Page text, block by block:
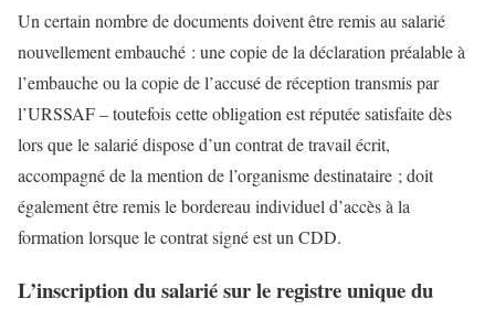
Un certain nombre de documents doivent être remis au salarié
nouvellement embauché : une copie de la déclaration préalable à
l’embauche ou la copie de l’accusé de réception transmis par
l’URSSAF – toutefois cette obligation est réputée satisfaite dès
lors que le salarié dispose d’un contrat de travail écrit,
accompagné de la mention de l’organisme destinataire ; doit
également être remis le bordereau individuel d’accès à la
formation lorsque le contrat signé est un CDD.
L’inscription du salarié sur le registre unique du